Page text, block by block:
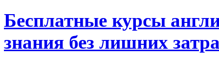
Бесплатные курсы
знания без лишних